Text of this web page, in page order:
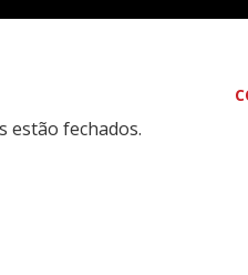
estão fechados.